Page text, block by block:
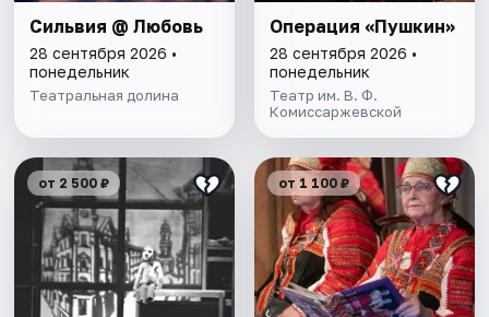
Сильвия @ Любовь
28 сентября 2026 •
понедельник
Театральная долина
Операция «Пушкин»
28 сентября 2026 •
понедельник
Театр им. В. Ф.
Комиссаржевской
от 2 500 ₽ от 1 100 ₽